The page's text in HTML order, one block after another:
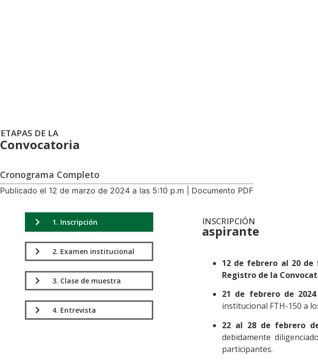
ETAPAS DE LA
Convocatoria
Cronograma Completo
Publicado el 12 de marzo de 2024 a las 5:10 p.m | Documento PDF
1. Inscripción
2. Examen institucional
3. Clase de muestra
4. Entrevista
INSCRIPCIÓN
aspirante
12 de febrero al 20 de
Registro de la
21 de febrero de
institucional FTH-150 a
22 al 28 de febrero
debidamente
participantes.